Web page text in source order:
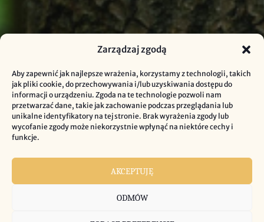
Zarządzaj zgodą
Aby zapewnić jak najlepsze wrażenia, korzystamy z technologii, takich
jak pliki cookie, do przechowywania i/lub uzyskiwania dostępu do
informacji o urządzeniu. Zgoda na te technologie pozwoli nam
przetwarzać dane, takie jak zachowanie podczas przeglądania lub
unikalne identyfikatory na tej stronie. Brak wyrażenia zgody lub
wycofanie zgody może niekorzystnie wpłynąć na niektóre cechy i
funkcje.
AKCEPTUJĘ
ODMÓW